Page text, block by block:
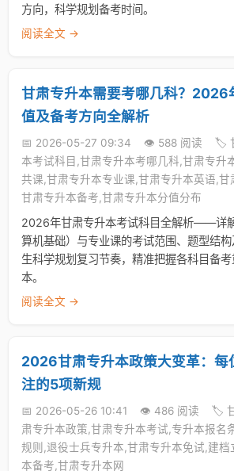
方向，科学规划备考时间。
阅读全文 →
甘肃专升本需要考哪几科？2026
值及备考方向全解析
📅 2026-05-27 09:34 👁️ 588 阅读
🏷️
本考试科目,甘肃专升本考哪几科,甘肃专升
共课,甘肃专升本专业课,甘肃专升本英语,甘
甘肃专升本备考,甘肃专升本分值分布
2026年甘肃专升本考试科目全解析——详
算机基础）与专业课的考试范围、题型结
生科学规划复习节奏，精准把握各科目备
本。
阅读全文 →
2026甘肃专升本政策大变革：每
注的5项新规
📅 2026-05-26 10:41 👁️ 486 阅读
🏷️
肃专升本政策,甘肃专升本考试,专升本报名
规则,退役士兵专升本,甘肃专升本免试,建档
本备考,甘肃专升本网